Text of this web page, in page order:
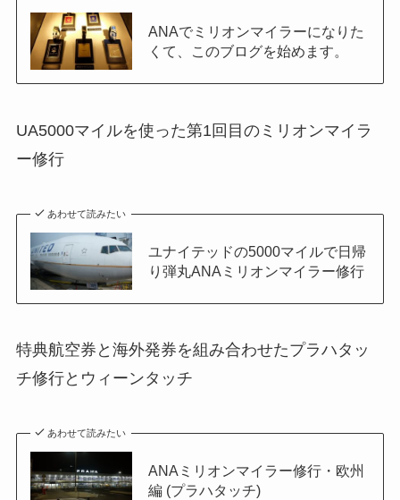
ANAでミリオンマイラーになりた
くて、このブログを始めます。
UA5000マイルを使った第1回目のミリオンマイラ
ー修行
あわせて読みたい
ユナイテッドの5000マイルで日帰
り弾丸ANAミリオンマイラー修行
特典航空券と海外発券を組み合わせたプラハタッ
チ修行とウィーンタッチ
あわせて読みたい
ANAミリオンマイラー修行・欧州
編 (プラハタッチ)